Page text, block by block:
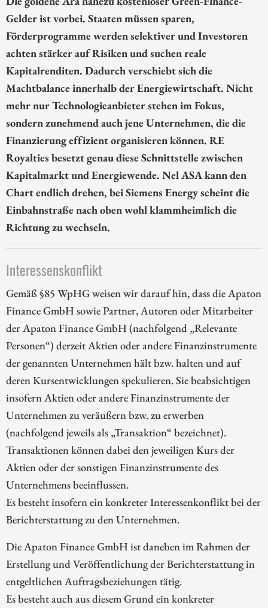
Gelder ist vorbei. Staaten müssen sparen,
Förderprogramme werden selektiver und Investoren
achten stärker auf Risiken und suchen reale
Kapitalrenditen. Dadurch verschiebt sich die
Machtbalance innerhalb der Energiewirtschaft. Nicht
mehr nur Technologieanbieter stehen im Fokus,
sondern zunehmend auch jene Unternehmen, die die
Finanzierung effizient organisieren können. RE
Royalties besetzt genau diese Schnittstelle zwischen
Kapitalmarkt und Energiewende. Nel ASA kann den
Chart endlich drehen, bei Siemens Energy scheint die
Einbahnstraße nach oben wohl klammheimlich die
Richtung zu wechseln.
Interessenskonflikt
Gemäß §85 WpHG weisen wir darauf hin, dass die Apaton
Finance GmbH sowie Partner, Autoren oder Mitarbeiter
der Apaton Finance GmbH (nachfolgend „Relevante
Personen“) derzeit Aktien oder andere Finanzinstrumente
der genannten Unternehmen hält bzw. halten und auf
deren Kursentwicklungen spekulieren. Sie beabsichtigen
insofern Aktien oder andere Finanzinstrumente der
Unternehmen zu veräußern bzw. zu erwerben
(nachfolgend jeweils als „Transaktion“ bezeichnet).
Transaktionen können dabei den jeweiligen Kurs der
Aktien oder der sonstigen Finanzinstrumente des
Unternehmens beeinflussen.
Es besteht insofern ein konkreter Interessenkonflikt bei der
Berichterstattung zu den Unternehmen.
Die Apaton Finance GmbH ist daneben im Rahmen der
Erstellung und Veröffentlichung der Berichterstattung in
entgeltlichen Auftragsbeziehungen tätig.
Es besteht auch aus diesem Grund ein konkreter